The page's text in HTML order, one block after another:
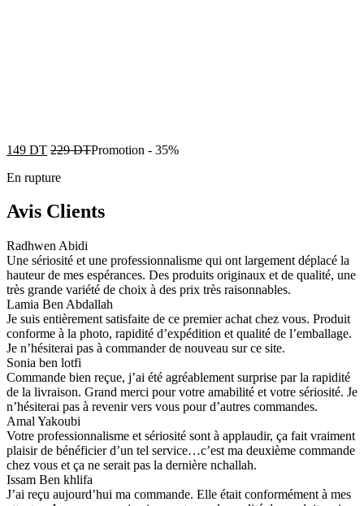
149 DT 229DTPromotion - 35%
En rupture
Avis Clients
Radhwen Abidi
Une sériosité et une professionnalisme qui ont largement déplacé la
hauteur de mes espérances. Des produits originaux et de qualité, une
très grande variété de choix à des prix très raisonnables.
Lamia Ben Abdallah
Je suis entièrement satisfaite de ce premier achat chez vous. Produit
conforme à la photo, rapidité d’expédition et qualité de l’emballage.
Je n’hésiterai pas à commander de nouveau sur ce site.
Sonia ben lotfi
Commande bien reçue, j’ai été agréablement surprise par la rapidité
de la livraison. Grand merci pour votre amabilité et votre sériosité. Je
n’hésiterai pas à revenir vers vous pour d’autres commandes.
Amal Yakoubi
Votre professionnalisme et sériosité sont à applaudir, ça fait vraiment
plaisir de bénéficier d’un tel service…c’est ma deuxième commande
chez vous et ça ne serait pas la dernière nchallah.
Issam Ben khlifa
J’ai reçu aujourd’hui ma commande. Elle était conformément à mes